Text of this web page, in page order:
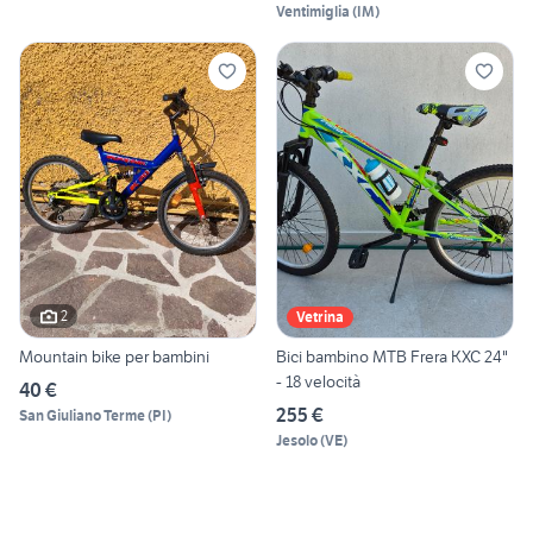
Ventimiglia (IM)
2
Mountain bike per bambini
40 €
San Giuliano Terme(PI)
Vetrina
Bici bambino MTB Frera KXC 24"
- 18 velocità
255 €
Jesolo(VE)